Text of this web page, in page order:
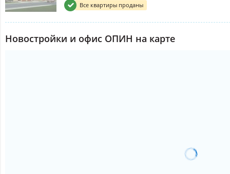
Все квартиры проданы
Новостройки и офис ОПИН на карте